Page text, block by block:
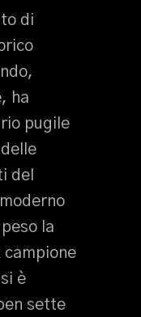
di
ha
pugile
del
la
campione
è
sette